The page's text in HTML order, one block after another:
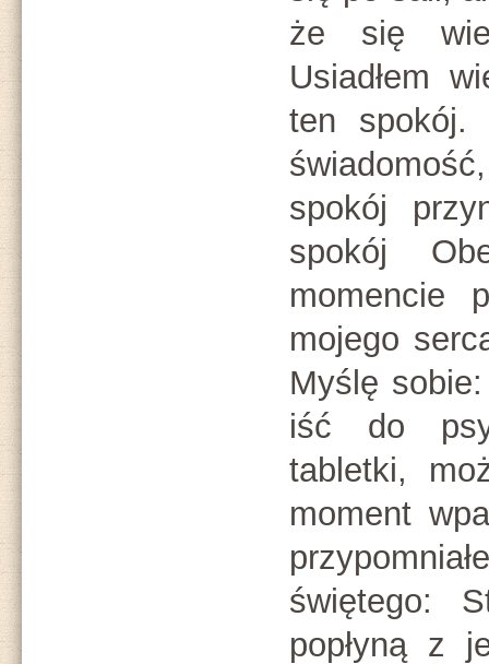
że się
Usiadłem
ten spokój.
spokój
spokój
momencie
mojego
Myślę
iść do
tabletki,
moment
świętego:
popłyną z